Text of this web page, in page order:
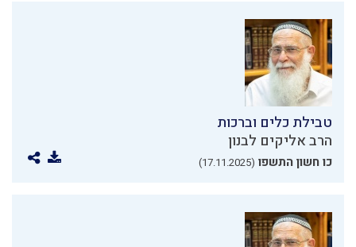
טבילת כלים וברכות
הרב אליקים לבנון
כו חשון התשפו (17.11.2025)